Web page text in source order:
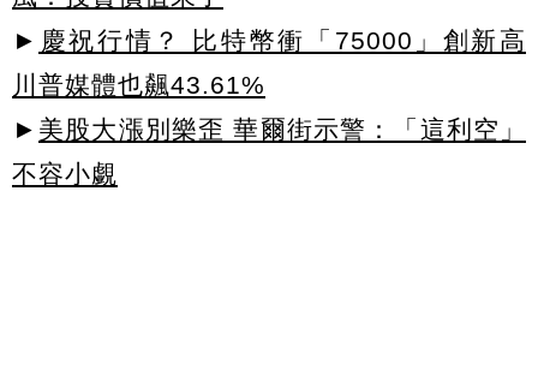
► 慶祝行情？ 比特幣衝「75000」創新高
川普媒體也飆43.61%
► 美股大漲別樂歪 華爾街示警：「這利空」
不容小覷